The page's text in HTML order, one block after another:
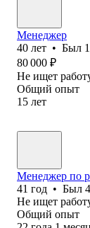
Менеджер
40 лет • Был
80 000 ₽
Не ищет
Общий опыт
15 лет
Менеджер по
41 год • Был
Не ищет
Общий опыт